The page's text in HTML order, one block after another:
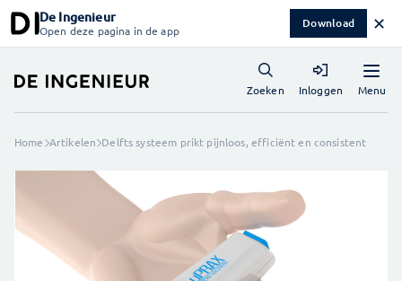
De Ingenieur
Open deze pagina in de app Download ✕
Menu
Zoeken Inloggen
Home Artikelen Delfts systeem prikt pijnloos, efficiënt en consistent